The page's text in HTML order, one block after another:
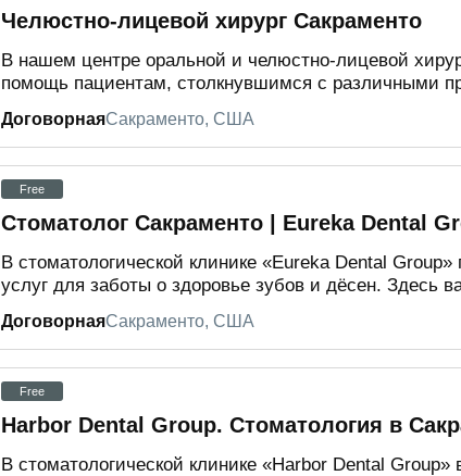
Челюстно-лицевой хирург Сакраменто
В нашем центре оральной и челюстно-лицевой
помощь пациентам, столкнувшимся с различными
ДоговорнаяСакраменто, США
Free
Стоматолог Сакраменто | Eureka Dental
В стоматологической клинике «Eureka Dental
услуг для заботы о здоровье зубов и дёсен. Здесь
ДоговорнаяСакраменто, США
Free
Harbor Dental Group. Стоматология в
В стоматологической клинике «Harbor Dental